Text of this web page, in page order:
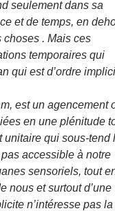
seulement dans sa
et de temps, en
choses . Mais ces
temporaires qui
qui est d’ordre
est un agencement
en une plénitude
unitaire qui sous-tend
accessible à notre
sensoriels, tout
nous et surtout d’une
n’intéresse pas la